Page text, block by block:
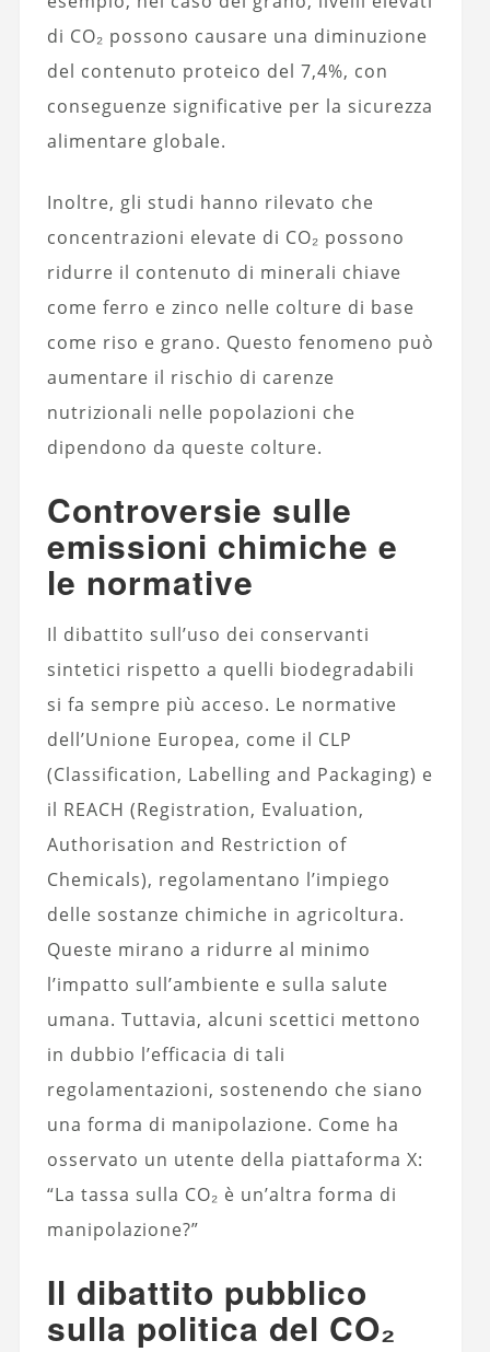
di CO₂ possono causare una diminuzione
del contenuto proteico del 7,4%, con
conseguenze significative per la sicurezza
alimentare globale.
Inoltre, gli studi hanno rilevato che
concentrazioni elevate di CO₂ possono
ridurre il contenuto di minerali chiave
come ferro e zinco nelle colture di base
come riso e grano. Questo fenomeno può
aumentare il rischio di carenze
nutrizionali nelle popolazioni che
dipendono da queste colture.
Controversie sulle
emissioni chimiche e
le normative
Il dibattito sull’uso dei conservanti
sintetici rispetto a quelli biodegradabili
si fa sempre più acceso. Le normative
dell’Unione Europea, come il CLP
(Classification, Labelling and Packaging) e
il REACH (Registration, Evaluation,
Authorisation and Restriction of
Chemicals), regolamentano l’impiego
delle sostanze chimiche in agricoltura.
Queste mirano a ridurre al minimo
l’impatto sull’ambiente e sulla salute
umana. Tuttavia, alcuni scettici mettono
in dubbio l’efficacia di tali
regolamentazioni, sostenendo che siano
una forma di manipolazione. Come ha
osservato un utente della piattaforma X:
“La tassa sulla CO₂ è un’altra forma di
manipolazione?”
Il dibattito pubblico
sulla politica del CO₂